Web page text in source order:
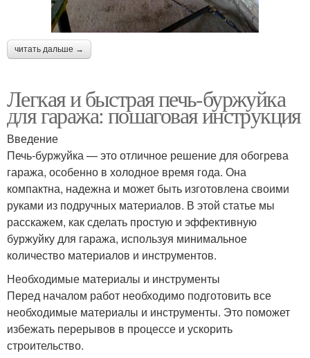
читать дальше →
Легкая и быстрая печь-буржуйка
для гаража: пошаговая инструкция
Введение
Печь-буржуйка — это отличное решение для обогрева
гаража, особенно в холодное время года. Она
компактна, надежна и может быть изготовлена своими
руками из подручных материалов. В этой статье мы
расскажем, как сделать простую и эффективную
буржуйку для гаража, используя минимальное
количество материалов и инструментов.
Необходимые материалы и инструменты
Перед началом работ необходимо подготовить все
необходимые материалы и инструменты. Это поможет
избежать перерывов в процессе и ускорить
строительство.